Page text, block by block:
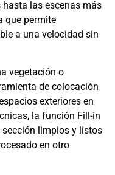
las escenas más
que permite
a una velocidad sin
vegetación o
de colocación
exteriores en
la función Fill-in
sección limpios y listos
en otro